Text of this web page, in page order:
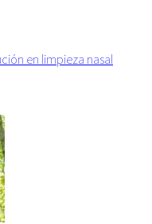
en limpieza nasal